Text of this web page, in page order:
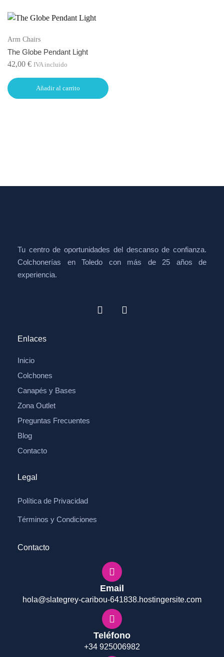
Arm Chairs
The Globe Pendant Light
42,00 € IVA incluido
Añadir al carrito
Tu centro de oportunidades del descanso de confianza.
Colchonerías en Toledo con más de 25 años de
experiencia.
Enlaces
Inicio
Colchones
Canapés y Bases
Zona Outlet
Preguntas Frecuentes
Blog
Contacto
Legal
Política de Privacidad
Términos y Condiciones
Contacto
Email
hola@slategrey-caribou-641838.hostingersite.com
Teléfono
+34 925006982